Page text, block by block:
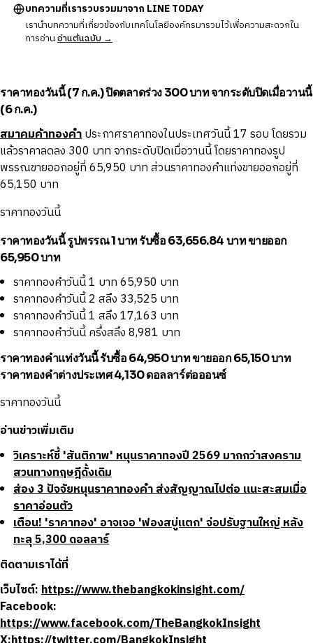
บทความที่เรารวบรวมมาจาก LINE TODAY
เรานำบทความที่เกี่ยวข้องกับเทคโนโลยีองค์กรมารวมไว้เพื่อความสะดวกใน
การอ่านอ่านต้นฉบับ →
ราคาทองวันนี้ (7 ก.ค.) ปิดตลาดร่วง 300 บาทจากระดับปิดเมื่อวานนี้
(6 ก.ค.)
สมาคมค้าทองคำประกาศราคาทองในประเทศวันนี้ 17 รอบ โดยรวม
แล้วราคาลดลง 300 บาท จากระดับปิดเมื่อวานนี้ โดยราคาทองรูป
พรรณขายออกอยู่ที่ 65,950 บาท ส่วนราคาทองคำแท่งขายออกอยู่ที่
65,150 บาท
ราคาทองวันนี้
ราคาทองวันนี้ รูปพรรณ 1 บาท รับซื้อ 63,656.84 บาท ขายออก
65,950 บาท
ราคาทองคำวันนี้ 1 บาท 65,950 บาท
ราคาทองคำวันนี้ 2 สลึง 33,525 บาท
ราคาทองคำวันนี้ 1 สลึง 17,163 บาท
ราคาทองคำวันนี้ ครึ่งสลึง 8,981 บาท
ราคาทองคำแท่งวันนี้ รับซื้อ 64,950บาทขายออก 65,150 บาท
ราคาทองคำต่างประเทศ 4,130 ดอลลาร์ต่อออนซ์
ราคาทองวันนี้
อ่านข่าวเพิ่มเติม
วิเคราะห์ชี้ 'สันติภาพ' หนุนราคาทองปี 2569 มากกว่าสงคราม
สวนทางทฤษฎีดั้งเดิม
ส่อง 3 ปัจจัยหนุนราคาทองคำ ส่งสัญญาณไปต่อ แนะสะสมเมื่อ
ราคาอ่อนตัว
เตือน! 'ราคาทอง' อาจเจอ 'ฟองสบู่แตก' จ่อปรับฐานใหญ่ หลัง
ทะลุ 5,300 ดอลลาร์
ติดตามเราได้ที่
เว็บไซต์:https://www.thebangkokinsight.com/
Facebook:
https://www.facebook.com/TheBangkokInsight